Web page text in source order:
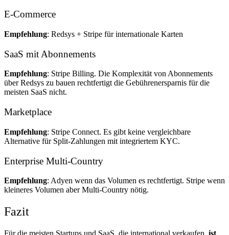
E-Commerce
Empfehlung: Redsys + Stripe für internationale Karten
SaaS mit Abonnements
Empfehlung: Stripe Billing. Die Komplexität von Abonnements
über Redsys zu bauen rechtfertigt die Gebührenersparnis für die
meisten SaaS nicht.
Marketplace
Empfehlung: Stripe Connect. Es gibt keine vergleichbare
Alternative für Split-Zahlungen mit integriertem KYC.
Enterprise Multi-Country
Empfehlung: Adyen wenn das Volumen es rechtfertigt. Stripe wenn
kleineres Volumen aber Multi-Country nötig.
Fazit
Für die meisten Startups und SaaS, die international verkaufen, ist